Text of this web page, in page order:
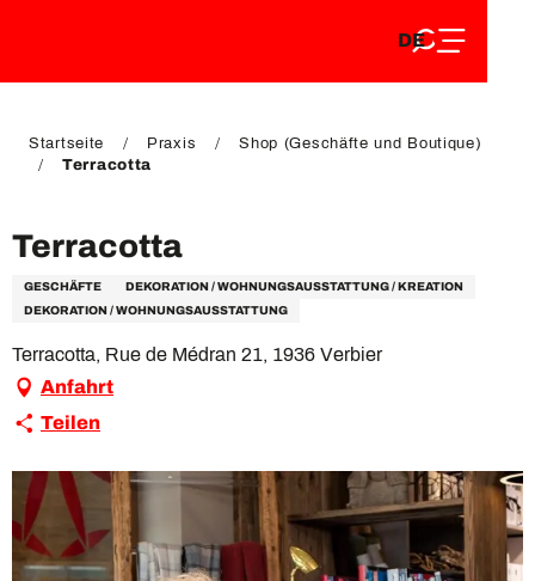
EN
DE
FR
Startseite Praxis
Shop (Geschäfte und Boutique)
Terracotta
Terracotta
GESCHÄFTE
DEKORATION / WOHNUNGSAUSSTATTUNG / KREATION
DEKORATION / WOHNUNGSAUSSTATTUNG
Terracotta, Rue de Médran 21, 1936 Verbier
Anfahrt
Teilen